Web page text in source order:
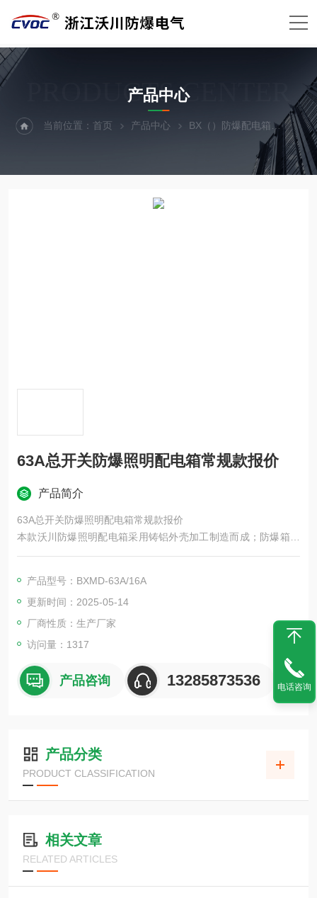
PRODUCTS CENTER
产品中心
当前位置：首页 产品中心 BX（）防爆配电箱 防爆
63A总开关防爆照明配电箱常规款报价
产品简介
63A总开关防爆照明配电箱常规款报价
本款沃川防爆照明配电箱采用铸铝外壳加工制造而成；防爆箱体
采用竹林馆隔爆体以及铸铝增安体进行拼接满足复合型腔体的使
线箱用于端子布线；方便客户使用。
产品型号：BXMD-63A/16A
更新时间：2025-05-14
厂商性质：生产厂家
访问量：1317
产品咨询 13285873536
产品分类
PRODUCT CLASSIFICATION
相关文章
RELATED ARTICLES
电话咨询